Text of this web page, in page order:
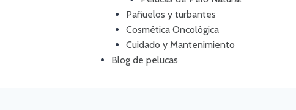
Pañuelos y turbantes
Cosmética Oncológica
Cuidado y Mantenimiento
Blog de pelucas